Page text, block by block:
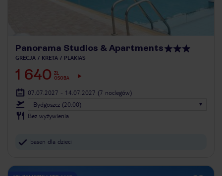
Panorama Studios & Apartments
GRECJA KRETA PLAKIAS
1 640 ZŁ
OSOBA
07.07.2027 - 14.07.2027 (7 noclegów)
Bydgoszcz (20:00)
Bez wyżywienia
basen dla dzieci